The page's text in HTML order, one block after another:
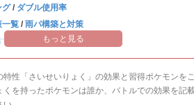
グ/ ダブル使用率
一覧 / 雨パ構築と対策
すめランキング
もっと見る
性「さいせいりょく」の効果と習得ポケモンをご
を持ったポケモンは誰か、バトルでの効果を記